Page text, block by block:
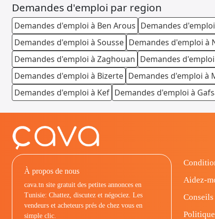
Demandes d'emploi par region
Demandes d'emploi à Ben Arous Demandes
Demandes d'emploi à Sousse Demandes d'emploi à
Demandes d'emploi à Zaghouan Demandes
Demandes d'emploi à Bizerte Demandes d'emploi à
Demandes d'emploi à Kef Demandes d'emploi à
À propos de nous
cava.tn site gratuit des petites annonces en
Tunisie: Chattez, discutez et négociez. Les
vendeurs et acheteurs prés de chez vous en
simple clic.
Aidez-